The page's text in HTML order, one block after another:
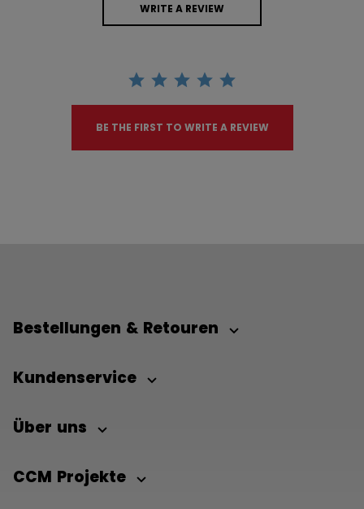
WRITE A REVIEW
BE THE FIRST TO WRITE A REVIEW
Bestellungen & Retouren
Kundenservice
Über uns
CCM Projekte